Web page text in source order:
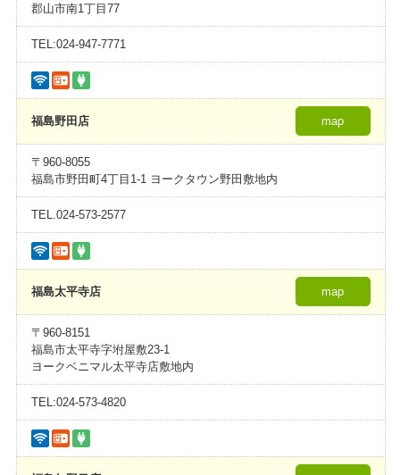
郡山市南1丁目77
TEL:024-947-7771
福島野田店 map
〒960-8055
福島市野田町4丁目1-1 ヨークタウン野田敷地内
TEL.024-573-2577
福島太平寺店 map
〒960-8151
福島市太平寺字坿屋敷23-1
ヨークベニマル太平寺店敷地内
TEL:024-573-4820